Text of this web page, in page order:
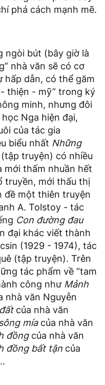
phá cách mạnh mẽ.
ngòi bút (bây giờ là
nhà văn sẽ có cơ
hấp dẫn, có thể găm
thiện - mỹ” trong ký
minh, nhưng đôi
Nga hiện đại,
của tác gia
biểu nhất Những
truyện) có nhiều
mới thấm nhuần hết
truyền, mới thấu thị
đề một thiên truyện
A. Tolstoy - tác
Con đường đau
đại khác viết thành
(1929 - 1974), tác
(tập truyện). Trên
tác phẩm về “tam
công như Mảnh
nhà văn Nguyễn
của nhà văn
mía của nhà văn
đồng của nhà văn
đồng bất tận của